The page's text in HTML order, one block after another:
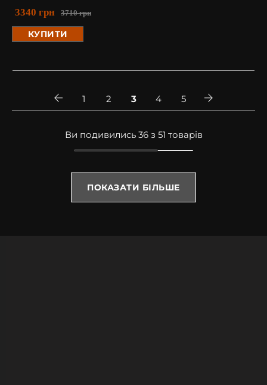
3710грн
3340 грн
КУПИТИ
1 2 3 4 5
Ви подивились 36 з 51 товарів
ПОКАЗАТИ БІЛЬШЕ